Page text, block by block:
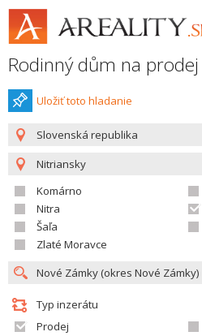
Rodinný dům na
Uložiť toto hladanie
Slovenská republika
Nitriansky
Komárno
Nitra
Šaľa
Zlaté Moravce
Typ inzerátu
Prodej